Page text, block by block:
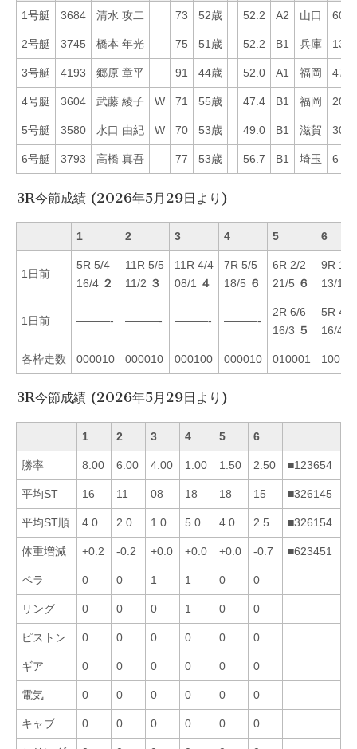
1号艇 3684 清水 攻二 73 52歳 52.2 A2 山口 60
2号艇 3745 橋本 年光 75 51歳 52.2 B1 兵庫 13
3号艇 4193 郷原 章平 91 44歳 52.0 A1 福岡 47
4号艇 3604 武藤 綾子 W 71 55歳 47.4 B1 福岡 20
5号艇 3580 水口 由紀 W 70 53歳 49.0 B1 滋賀 30
6号艇 3793 高橋 真吾 77 53歳 56.7 B1 埼玉 6
3R今節成績 (2026年5月29日より)
1 2 3 4 5 6
1日前
5R 5/4
16/4 ２
11R 5/5
11/2 ３
11R 4/4
08/1
４
7R 5/5
18/5 ６
6R 2/2
21/5 ６
9R 1/1
13/1
1日前 ———- ———- ———- ———-
2R 6/6
16/3 ５
5R 4/6
16/4
各枠走数 000010 000010 000100 000010 010001
3R今節成績 (2026年5月29日より)
1 2 3 4 5 6
勝率 8.00 6.00 4.00 1.00 1.50 2.50 ■123654
平均ST 16 11 08 18 18 15 ■326145
平均ST順 4.0 2.0 1.0 5.0 4.0 2.5 ■326154
体重増減 +0.2 -0.2 +0.0 +0.0 +0.0 -0.7 ■623451
ペラ 0 0 1 1 0 0
リング 0 0 0 1 0 0
ピストン 0 0 0 0 0 0
ギア 0 0 0 0 0 0
電気 0 0 0 0 0 0
キャブ 0 0 0 0 0 0